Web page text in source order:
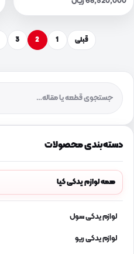
قبلی 1
2
3
دسته‌بندی محصولات
همه لوازم یدکی کیا
لوازم یدکی سول
لوازم یدکی ریو